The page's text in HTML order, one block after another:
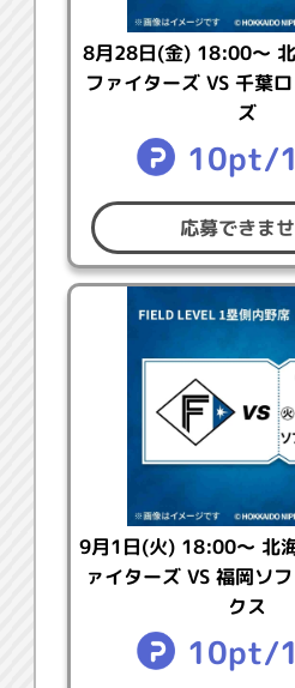
たポイントのお戻しはで
●次の各項に該当する場
1. キャンペーン応募後に
2. 賞品のお届け先が日本
3. 賞品のお届け先に不備
4. 賞品や賞品を受け取る
5. その他、キャンペーン
【個人情報の取り扱い
本キャンペーンの実施に
個人情報等保護方針は⇒こ
8月28日(金) 18:00～
ファイターズ VS 千葉
ズ
10pt/
応募できま
9月1日(火) 18:00～ 北
ァイターズ VS 福岡ソ
クス
10pt/